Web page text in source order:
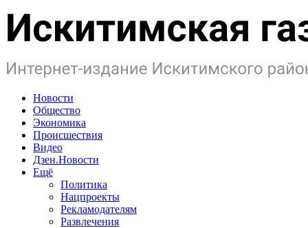
Новости
Общество
Экономика
Происшествия
Видео
Дзен.Новости
Ещё
Политика
Нацпроекты
Рекламодателям
Развлечения